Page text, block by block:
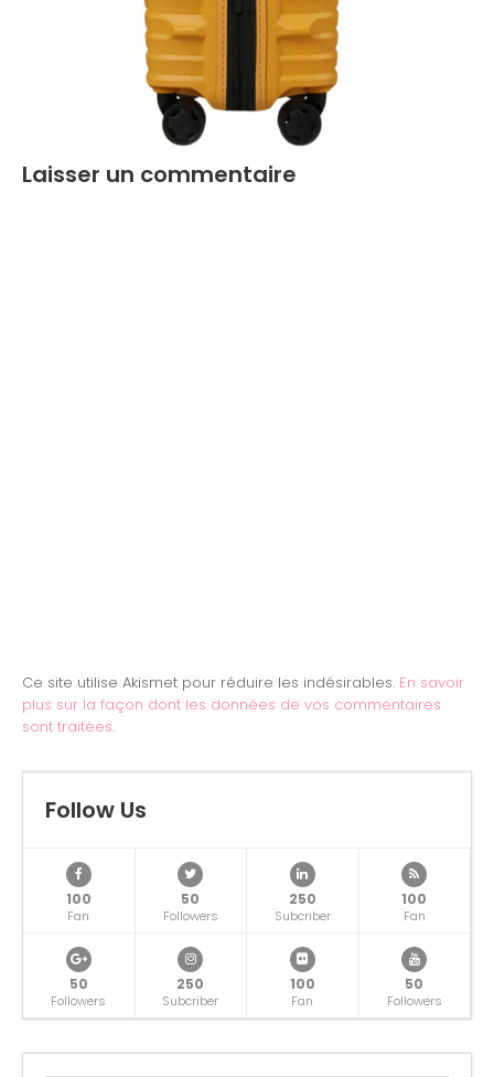
Laisser un commentaire
Ce site utilise Akismet pour réduire les indésirables. En savoir
plus sur la façon dont les données de vos commentaires
sont traitées.
Follow Us
100
Fan
50
Followers
250
Subcriber
100
Fan
50
Followers
250
Subcriber
100
Fan
50
Followers